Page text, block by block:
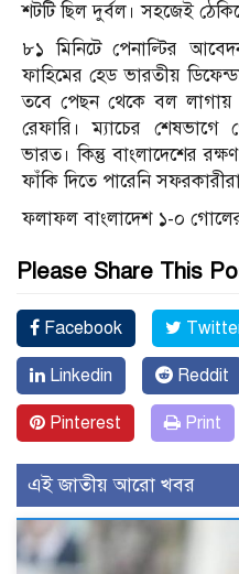
শটটি ছিল দুর্বল। সহজেই
৮১ মিনিটে পেনাল্টির
ফাহিমের হেড ভারতীয়
তবে পেছন থেকে বল লাগায়
রেফারি। ম্যাচের
ভারত। কিন্তু বাংলাদেশের
ফাঁকি দিতে পারেনি
ফলাফল বাংলাদেশ ১-০
Please Share This
Facebook
Linkedin Reddit
Pinterest Print
এই জাতীয় আরো খবর